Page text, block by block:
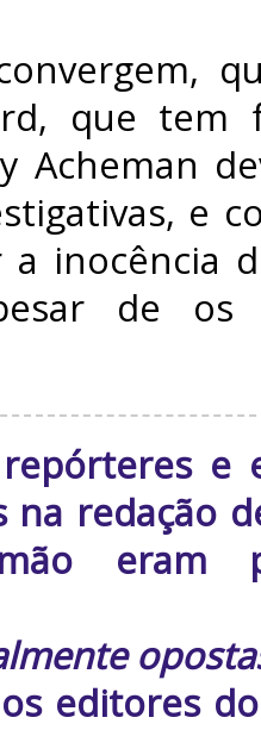
que tem
Acheman
e
inocência
de os
e
na redação
eram
editores